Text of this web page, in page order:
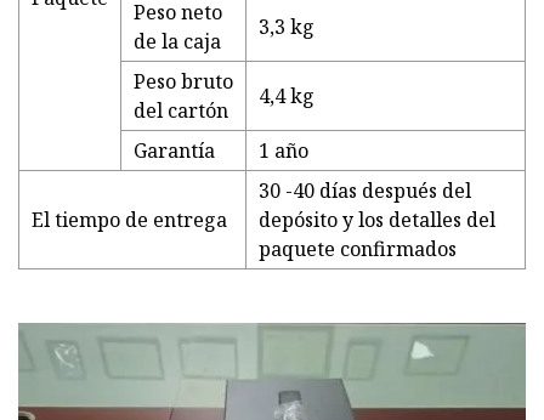
Peso neto
de la caja
3,3 kg
Peso bruto
del cartón
4,4 kg
Garantía 1 año
El tiempo de entrega
30 -40 días después del
depósito y los detalles del
paquete confirmados